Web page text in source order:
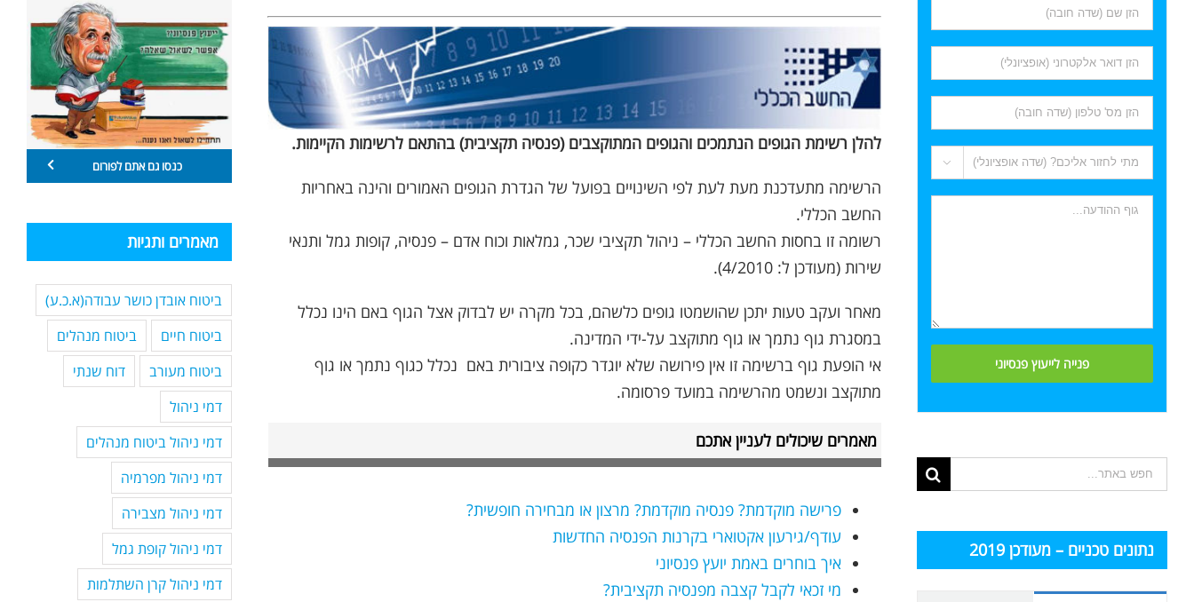
להלן רשימת הגופים הנתמכים והגופים המתוקצבים (פנסיה תקציבית) בהתאם לרשימות הקיימות.
הרשימה מתעדכנת מעת לעת לפי השינויים בפועל של הגדרת הגופים האמורים והינה באחריות
החשב הכללי.
רשומה זו בחסות החשב הכללי – ניהול תקציבי שכר, גמלאות וכוח אדם – פנסיה, קופות גמל ותנאי
שירות (מעודכן ל: 4/2010).
מאחר ועקב טעות יתכן שהושמטו גופים כלשהם, בכל מקרה יש לבדוק אצל הגוף באם הינו נכלל
במסגרת גוף נתמך או גוף מתוקצב על-ידי המדינה.
אי הופעת גוף ברשימה זו אין פירושה שלא יוגדר כקופה ציבורית באם נכלל כגוף נתמך או גוף
מתוקצב ונשמט מהרשימה במועד פרסומה.
מאמרים שיכולים לעניין אתכם
פרישה מוקדמת? פנסיה מוקדמת? מרצון או מבחירה חופשית?
עודף/גירעון אקטוארי בקרנות הפנסיה החדשות
איך בוחרים באמת יועץ פנסיוני
מי זכאי לקבל קצבה מפנסיה תקציבית?
כנסו גם אתם לפורום
מאמרים ותגיות
ביטוח אובדן כושר עבודה(א.כ.ע)
ביטוח חיים
ביטוח מנהלים
ביטוח מעורב
דוח שנתי
דמי ניהול
דמי ניהול ביטוח מנהלים
דמי ניהול מפרמיה
דמי ניהול מצבירה
דמי ניהול קופת גמל
דמי ניהול קרן השתלמות

תוצאות
החיפוש
נתונים טכניים – מעודכן 2019